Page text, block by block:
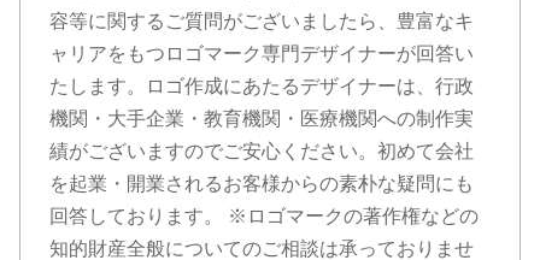
容等に関するご質問がございましたら、豊富なキ
ャリアをもつロゴマーク専門デザイナーが回答い
たします。ロゴ作成にあたるデザイナーは、行政
機関・大手企業・教育機関・医療機関への制作実
績がございますのでご安心ください。初めて会社
を起業・開業されるお客様からの素朴な疑問にも
回答しております。 ※ロゴマークの著作権などの
知的財産全般についてのご相談は承っておりませ